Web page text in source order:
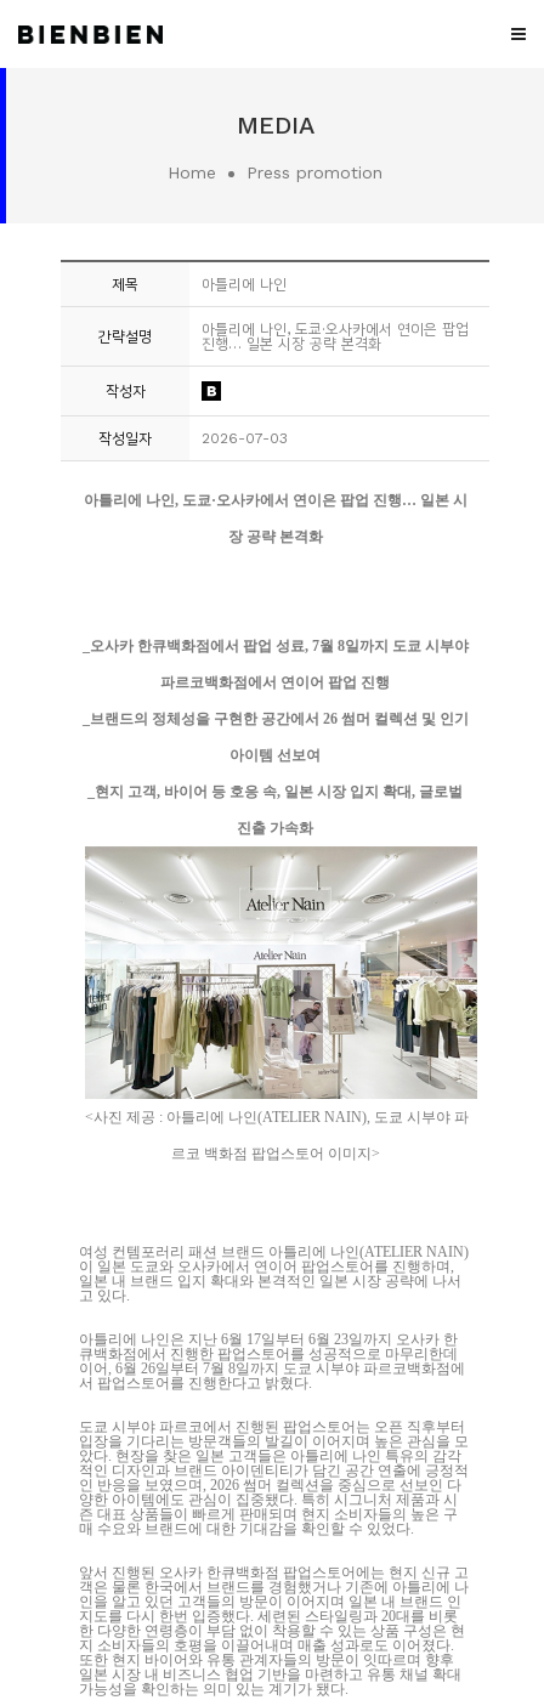
MEDIA
Home Press promotion
제목 아틀리에 나인
간략설명
아틀리에 나인, 도쿄·오사카에서 연이은 팝업
진행… 일본 시장 공략 본격화
작성자
작성일자 2026-07-03
아틀리에 나인, 도쿄·오사카에서 연이은 팝업 진행… 일본 시
장 공략 본격화
_오사카 한큐백화점에서 팝업 성료, 7월 8일까지 도쿄 시부야
파르코백화점에서 연이어 팝업 진행
_브랜드의 정체성을 구현한 공간에서 26 썸머 컬렉션 및 인기
아이템 선보여
_현지 고객, 바이어 등 호응 속, 일본 시장 입지 확대, 글로벌
진출 가속화
<사진 제공 : 아틀리에 나인(ATELIER NAIN), 도쿄 시부야 파
르코 백화점 팝업스토어 이미지>
여성 컨템포러리 패션 브랜드 아틀리에 나인(ATELIER NAIN)
이 일본 도쿄와 오사카에서 연이어 팝업스토어를 진행하며,
일본 내 브랜드 입지 확대와 본격적인 일본 시장 공략에 나서
고 있다.
아틀리에 나인은 지난 6월 17일부터 6월 23일까지 오사카 한
큐백화점에서 진행한 팝업스토어를 성공적으로 마무리한데
이어, 6월 26일부터 7월 8일까지 도쿄 시부야 파르코백화점에
서 팝업스토어를 진행한다고 밝혔다.
도쿄 시부야 파르코에서 진행된 팝업스토어는 오픈 직후부터
입장을 기다리는 방문객들의 발길이 이어지며 높은 관심을 모
았다. 현장을 찾은 일본 고객들은 아틀리에 나인 특유의 감각
적인 디자인과 브랜드 아이덴티티가 담긴 공간 연출에 긍정적
인 반응을 보였으며, 2026 썸머 컬렉션을 중심으로 선보인 다
양한 아이템에도 관심이 집중됐다. 특히 시그니처 제품과 시
즌 대표 상품들이 빠르게 판매되며 현지 소비자들의 높은 구
매 수요와 브랜드에 대한 기대감을 확인할 수 있었다.
앞서 진행된 오사카 한큐백화점 팝업스토어에는 현지 신규 고
객은 물론 한국에서 브랜드를 경험했거나 기존에 아틀리에 나
인을 알고 있던 고객들의 방문이 이어지며 일본 내 브랜드 인
지도를 다시 한번 입증했다. 세련된 스타일링과 20대를 비롯
한 다양한 연령층이 부담 없이 착용할 수 있는 상품 구성은 현
지 소비자들의 호평을 이끌어내며 매출 성과로도 이어졌다.
또한 현지 바이어와 유통 관계자들의 방문이 잇따르며 향후
일본 시장 내 비즈니스 협업 기반을 마련하고 유통 채널 확대
가능성을 확인하는 의미 있는 계기가 됐다.
PROJECT
CONTACT
CAREER